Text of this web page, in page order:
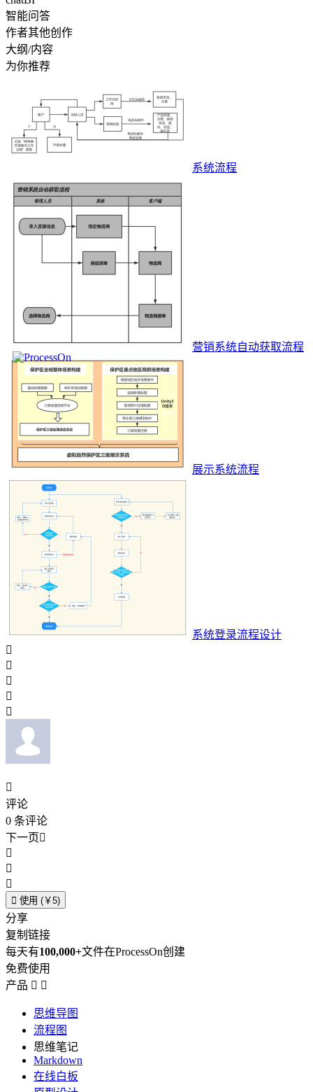
智能问答
作者其他创作
大纲/内容
为你推荐
系统流程
营销系统自动获取流程
展示系统流程
系统登录流程设计






评论
0 条评论
下一页



 使用 (￥5)
分享
复制链接
每天有100,000+文件在ProcessOn创建
免费使用
产品  
思维导图
流程图
思维笔记
Markdown
在线白板